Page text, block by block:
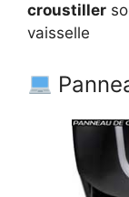
croustiller
vaisselle